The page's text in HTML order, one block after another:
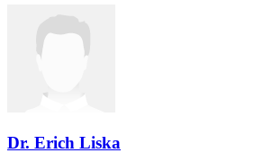
Dr. Erich Liska